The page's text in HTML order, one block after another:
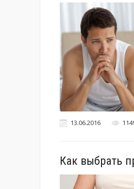
13.06.2016
Как выбрать